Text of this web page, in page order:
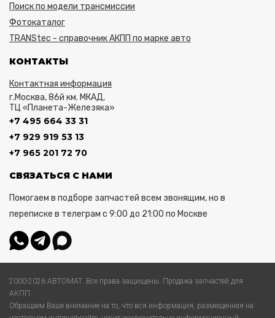
Поиск по модели трансмиссии
Фотокаталог
TRANStec - справочник АКПП по марке авто
КОНТАКТЫ
Контактная информация
г.Москва, 86й км. МКАД,
ТЦ «Планета-Железяка»
+7 495 664 33 31
+7 929 919 53 13
+7 965 201 72 70
СВЯЗАТЬСЯ С НАМИ
Помогаем в подборе запчастей всем звонящим, но в
переписке в телеграм с 9:00 до 21:00 по Москве
2000-2026 АВТОМАТ. Все права защищены. Продажа запчастей для
АКПП.
Обращаем Ваше внимание на то, что вся информация, размещенная на